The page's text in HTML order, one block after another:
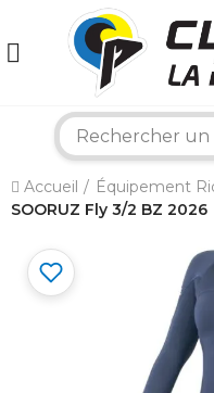
Accueil Équipement
SOORUZ Fly 3/2 BZ 2026
Bonjour ! Je suis
Comment puis-